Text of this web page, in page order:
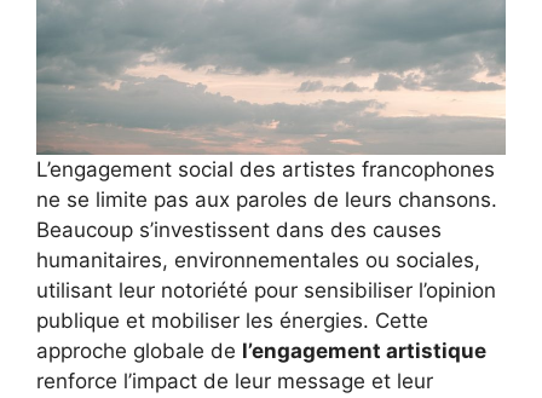
Formats courts
Animer la timeline
Recommencer
L’engagement social des artistes francophones
ne se limite pas aux paroles de leurs chansons.
Beaucoup s’investissent dans des causes
humanitaires, environnementales ou sociales,
utilisant leur notoriété pour sensibiliser l’opinion
publique et mobiliser les énergies. Cette
approche globale de l’engagement artistique
renforce l’impact de leur message et leur